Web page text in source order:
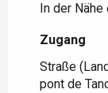
In der
Zugang
Zugang
Straße
pont de